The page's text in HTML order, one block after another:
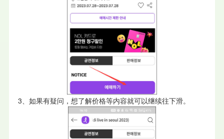
3、如果有疑问，想了解价格等内容就可以继续往下滑。